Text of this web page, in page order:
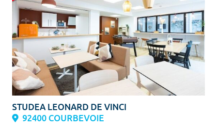
Type de location
Colocation
Votre date d'entrée
Chercher
STUDEA LEONARD DE VINCI
92400 COURBEVOIE